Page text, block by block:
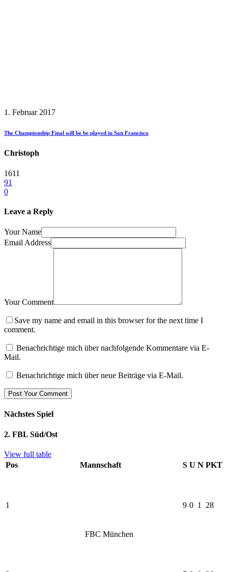
1. Februar 2017
The Championship Final will be be played in San Francisco
Christoph
1611
91
0
Leave a Reply
Your Name
Email Address
Your Comment
Save my name and email in this browser for the next time I
comment.
Benachrichtige mich über nachfolgende Kommentare via E-
Mail.
Benachrichtige mich über neue Beiträge via E-Mail.
Nächstes Spiel
2. FBL Süd/Ost
View full table
Pos
Mannschaft S U N PKT
1
FBC München
9 0 1 28